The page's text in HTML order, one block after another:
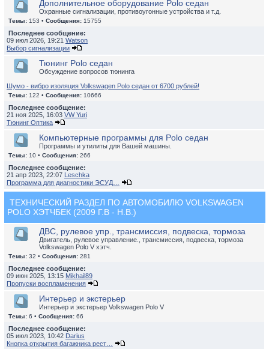
Дополнительное оборудование Polo седан
Охранные сигнализации, противоугонные устройства и т.д.
Темы: 153 • Сообщения: 15755
Последнее сообщение:
09 июл 2026, 19:21 Watson
Выбор сигнализации
Тюнинг Polo седан
Обсуждение вопросов тюнинга
Шумо - вибро изоляция Volkswagen Polo седан от 6700 рублей!
Темы: 122 • Сообщения: 10666
Последнее сообщение:
21 ноя 2025, 16:03 VW Yuri
Тюнинг Оптика
Компьютерные программы для Polo седан
Программы и утилиты для Вашей машины.
Темы: 10 • Сообщения: 266
Последнее сообщение:
21 апр 2023, 22:07 Leschka
Программа для диагностики ЭСУД…
ТЕХНИЧЕСКИЙ РАЗДЕЛ ПО АВТОМОБИЛЮ VOLKSWAGEN
POLO ХЭТЧБЕК (2009 Г.В - Н.В.)
ДВС, рулевое упр., трансмиссия, подвеска, тормоза
Двигатель, рулевое управление., трансмиссия, подвеска, тормоза
Volkswagen Polo V хэтч.
Темы: 32 • Сообщения: 281
Последнее сообщение:
09 июн 2025, 13:15 Mikhail89
Пропуски воспламенения
Интерьер и экстерьер
Интерьер и экстерьер Volkswagen Polo V
Темы: 6 • Сообщения: 66
Последнее сообщение:
05 июл 2023, 10:42 Darius
Кнопка открытия багажника рест…